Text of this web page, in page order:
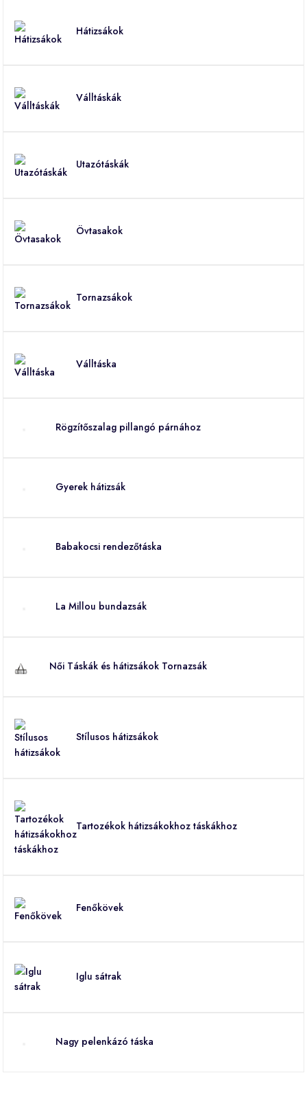
Hátizsákok
Válltáskák
Utazótáskák
Övtasakok
Tornazsákok
Válltáska
Rögzítőszalag pillangó párnához
Gyerek hátizsák
Babakocsi rendezőtáska
La Millou bundazsák
Női Táskák és hátizsákok Tornazsák
Stílusos hátizsákok
Tartozékok hátizsákokhoz táskákhoz
Fenőkövek
Iglu sátrak
Nagy pelenkázó táska